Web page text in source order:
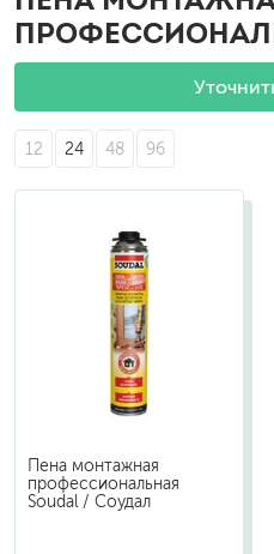
12 24 48 96
Пена монтажная
профессиональная
Soudal / Соудал